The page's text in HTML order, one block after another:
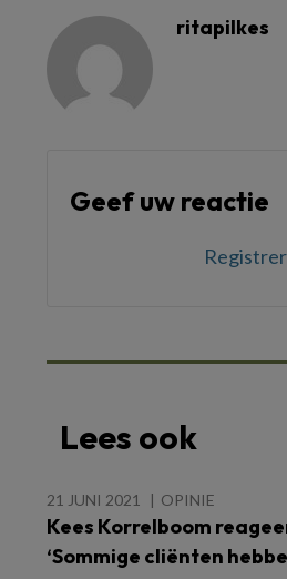
ritapilkes
Geef uw reactie
Lees ook
21 JUNI 2021 OPINIE
Kees Korrelboom
‘Sommige cliënten